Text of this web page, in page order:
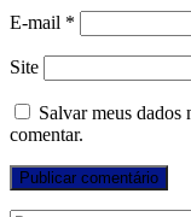
E-mail *
Site
Salvar meus dados
comentar.